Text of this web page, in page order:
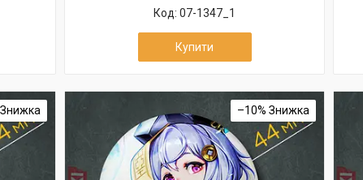
07-1347_1
Купити
–10%